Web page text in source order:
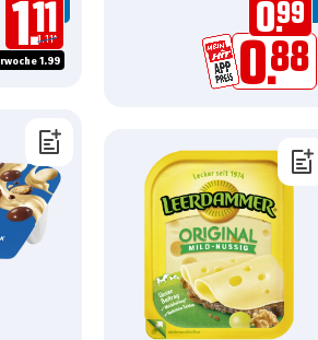
1.11
1.11*
1.99
0.99
0.88